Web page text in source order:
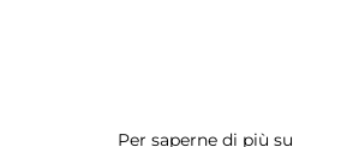
Per saperne di più su